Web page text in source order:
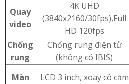
Quay
video
4K UHD
(3840x2160/30fps),Full
HD 120fps
Chống
rung
Chống rung điện tử
(không có IBIS)
Màn
LCD 3 inch, xoay cô cảm